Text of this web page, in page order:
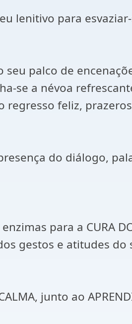
lenitivo para
o seu palco de
se a névoa
regresso feliz,
do diálogo,
para a CURA
gestos e atitudes do
junto ao